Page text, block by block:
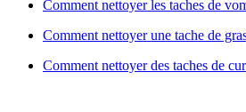
Comment nettoyer les taches de
Comment nettoyer une tache de
Comment nettoyer des taches de